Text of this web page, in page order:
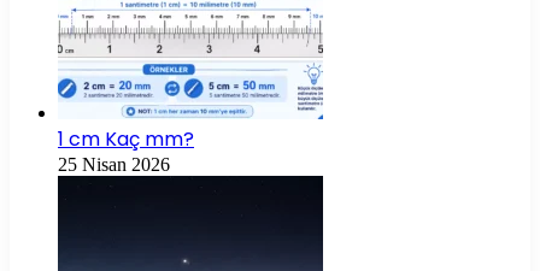
1 cm Kaç mm?
25 Nisan 2026